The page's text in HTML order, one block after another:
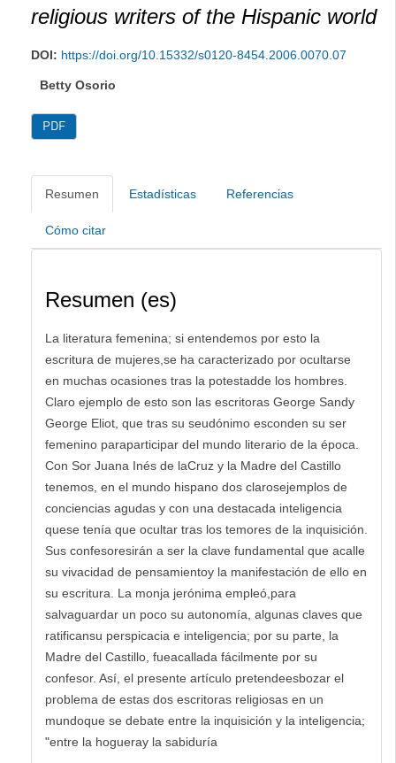
religious writers of the Hispanic world
DOI: https://doi.org/10.15332/s0120-8454.2006.0070.07
Betty Osorio
PDF
Resumen Estadísticas Referencias
Cómo citar
Resumen (es)
La literatura femenina; si entendemos por esto la
escritura de mujeres,se ha caracterizado por ocultarse
en muchas ocasiones tras la potestadde los hombres.
Claro ejemplo de esto son las escritoras George Sandy
George Eliot, que tras su seudónimo esconden su ser
femenino paraparticipar del mundo literario de la época.
Con Sor Juana Inés de laCruz y la Madre del Castillo
tenemos, en el mundo hispano dos clarosejemplos de
conciencias agudas y con una destacada inteligencia
quese tenía que ocultar tras los temores de la inquisición.
Sus confesoresirán a ser la clave fundamental que acalle
su vivacidad de pensamientoy la manifestación de ello en
su escritura. La monja jerónima empleó,para
salvaguardar un poco su autonomía, algunas claves que
ratificansu perspicacia e inteligencia; por su parte, la
Madre del Castillo, fueacallada fácilmente por su
confesor. Así, el presente artículo pretendeesbozar el
problema de estas dos escritoras religiosas en un
mundoque se debate entre la inquisición y la inteligencia;
"entre la hogueray la sabiduría